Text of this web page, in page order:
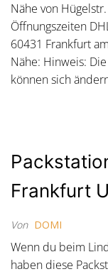
Nähe von
Öffnungszeiten
60431 Frankfurt
Nähe: Hinweis:
können sich
Frankfurt
Von DOMI
Wenn du beim
haben diese